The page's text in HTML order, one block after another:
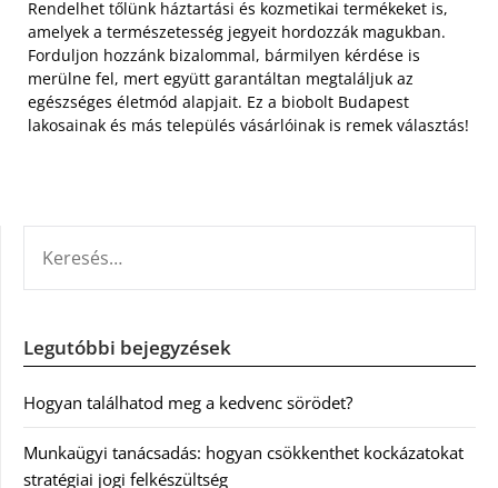
Rendelhet tőlünk háztartási és kozmetikai termékeket is,
amelyek a természetesség jegyeit hordozzák magukban.
Forduljon hozzánk bizalommal, bármilyen kérdése is
merülne fel, mert együtt garantáltan megtaláljuk az
egészséges életmód alapjait. Ez a biobolt Budapest
lakosainak és más település vásárlóinak is remek választás!
Legutóbbi bejegyzések
Hogyan találhatod meg a kedvenc sörödet?
Munkaügyi tanácsadás: hogyan csökkenthet kockázatokat
stratégiai jogi felkészültség